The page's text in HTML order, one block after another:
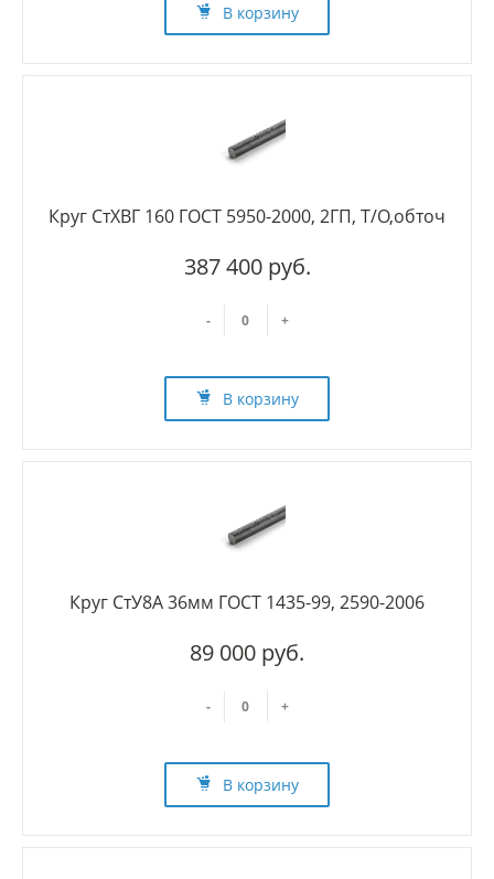
В корзину
Круг СтХВГ 160 ГОСТ 5950-2000, 2ГП, Т/О,обточ
387 400 руб.
- +
В корзину
Круг СтУ8А 36мм ГОСТ 1435-99, 2590-2006
89 000 руб.
- +
В корзину